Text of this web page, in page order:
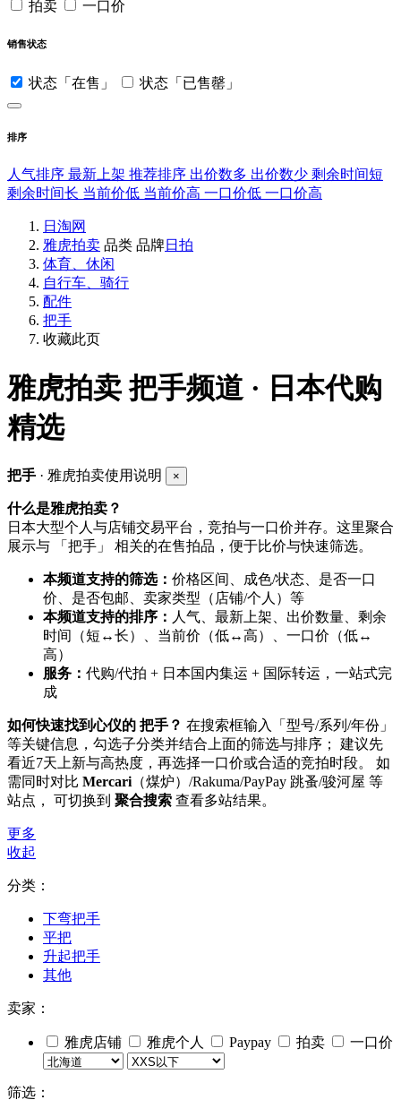
拍卖 一口价
销售状态
状态「在售」 状态「已售罄」
排序
人气排序 最新上架 推荐排序 出价数多 出价数少 剩余时间短
剩余时间长 当前价低 当前价高 一口价低 一口价高
日淘网
雅虎拍卖 品类 品牌日拍
体育、休闲
自行车、骑行
配件
把手
收藏此页
雅虎拍卖把手频道 · 日本代购
精选
把手 · 雅虎拍卖使用说明 ×
什么是雅虎拍卖？
日本大型个人与店铺交易平台，竞拍与一口价并存。这里聚合
展示与 「把手」 相关的在售拍品，便于比价与快速筛选。
本频道支持的筛选： 价格区间、成色/状态、是否一口
价、是否包邮、卖家类型（店铺/个人）等
本频道支持的排序： 人气、最新上架、出价数量、剩余
时间（短↔长）、当前价（低↔高）、一口价（低↔
高）
服务： 代购/代拍 + 日本国内集运 + 国际转运，一站式完
成
如何快速找到心仪的 把手？ 在搜索框输入「型号/系列/年份」
等关键信息，勾选子分类并结合上面的筛选与排序； 建议先
看近7天上新与高热度，再选择一口价或合适的竞拍时段。 如
需同时对比 Mercari （煤炉）/Rakuma/PayPay 跳蚤/骏河屋 等
站点， 可切换到 聚合搜索 查看多站结果。
更多
收起
分类：
下弯把手
平把
升起把手
其他
卖家：
雅虎店铺 雅虎个人 Paypay 拍卖 一口价
筛选：